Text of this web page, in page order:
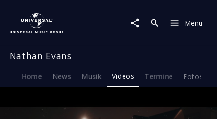
Video
Merry
Everyone
Menu
Nathan Evans
Home News Musik Videos Termine Fotos